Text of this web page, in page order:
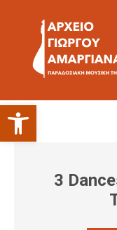
Ανοίξτε τη γραμμή εργαλείων
3